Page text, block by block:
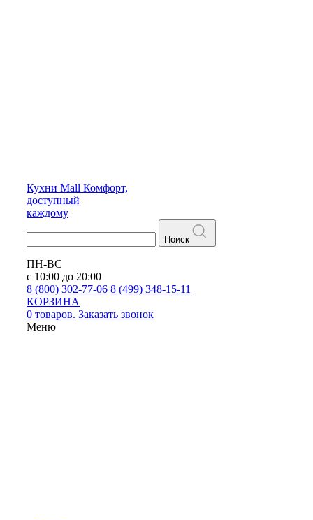
Кухни Mall Комфорт,
доступный
каждому
Поиск
ПН-ВС
с 10:00 до 20:00
8 (800) 302-77-06 8 (499) 348-15-11
КОРЗИНА
0 товаров. Заказать звонок
Меню